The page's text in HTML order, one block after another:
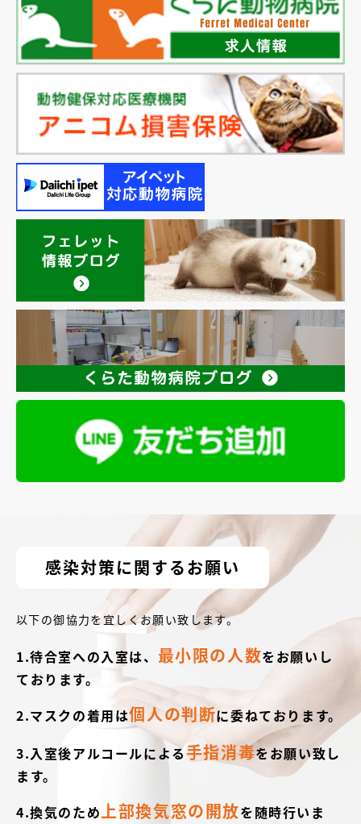
感染対策に関するお願い
以下の御協力を宜しくお願い致します。
1.待合室への入室は、 最小限の人数をお願いし
ております。
2.マスクの着用は個人の判断に委ねております。
3.入室後アルコールによる手指消毒をお願い致し
ます。
4.換気のため上部換気窓の開放を随時行いま